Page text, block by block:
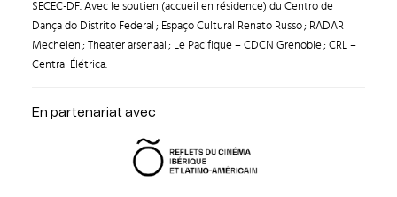
SECEC-DF. Avec le soutien (accueil en résidence) du Centro de
Dança do Distrito Federal ; Espaço Cultural Renato Russo ; RADAR
Mechelen ; Theater arsenaal ; Le Pacifique – CDCN Grenoble ; CRL –
Central Élétrica.
En partenariat avec